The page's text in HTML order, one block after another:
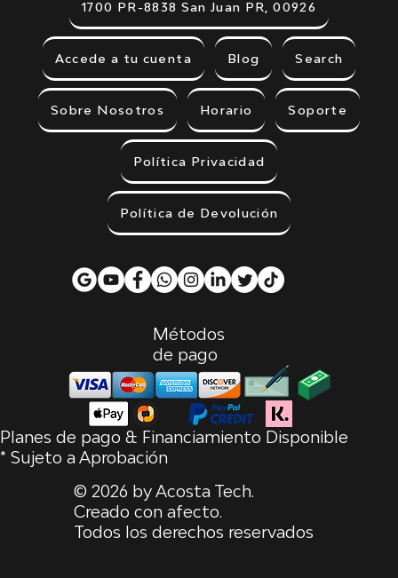
© 2026 by Acosta Tech.
Creado con afecto.
Todos los derechos reservados
Métodos
de pago
Planes de pago & Financiamiento Disponible
* Sujeto a Aprobación
1700 PR-8838 San Juan PR, 00926
Accede a tu cuenta Blog Search
Sobre Nosotros Horario Soporte
Política Privacidad
Política de Devolución